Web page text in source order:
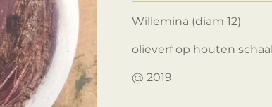
Willemina (diam 12)
olieverf op houten
@ 2019